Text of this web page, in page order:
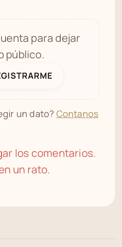
para dejar
público.
un dato? Contanos
los comentarios.
un rato.